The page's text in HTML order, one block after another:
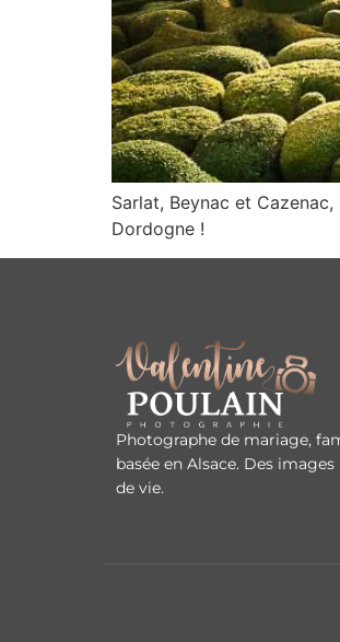
Sarlat, Beynac et
Dordogne !
Photographe de mariage,
basée en Alsace. Des
de vie.